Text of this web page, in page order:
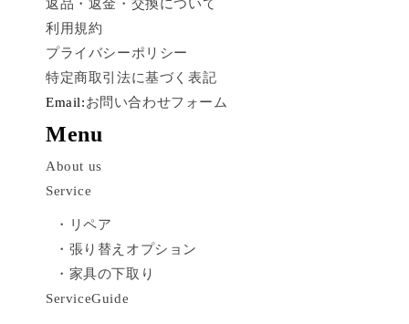
返品・返金・交換について
利用規約
プライバシーポリシー
特定商取引法に基づく表記
Email:お問い合わせフォーム
Menu
About us
Service
・リペア
・張り替えオプション
・家具の下取り
ServiceGuide